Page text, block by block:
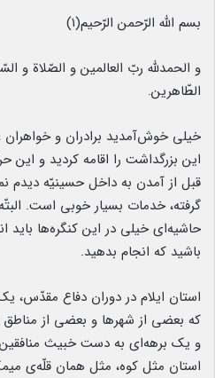
بسم الله الرّحمن الرّحیم(۱)
و الحمدلله ربّ العالمین و الصّلاة و
الطّاهرین.
خیلی خوش‌آمدید برادران و خواهران
این بزرگداشت را اقامه کردید و این
قبل از آمدن به داخل حسینیّه دیدم
گرفته، خدمات بسیار خوبی است.
حاشیه‌ای خیلی در این کنگره‌ها باید
باشید که انجام بدهید.
استان ایلام در دوران دفاع
که بعضی از شهرها و بعضی از
و یک برهه‌ای به دست خبیث
استان مثل کوه، مثل همان قلّه‌ی